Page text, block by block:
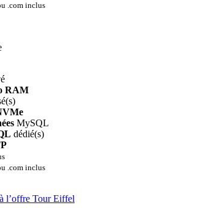
.com inclus
RAM
MySQL
dédié(s)
.com inclus
l’offre Tour Eiffel